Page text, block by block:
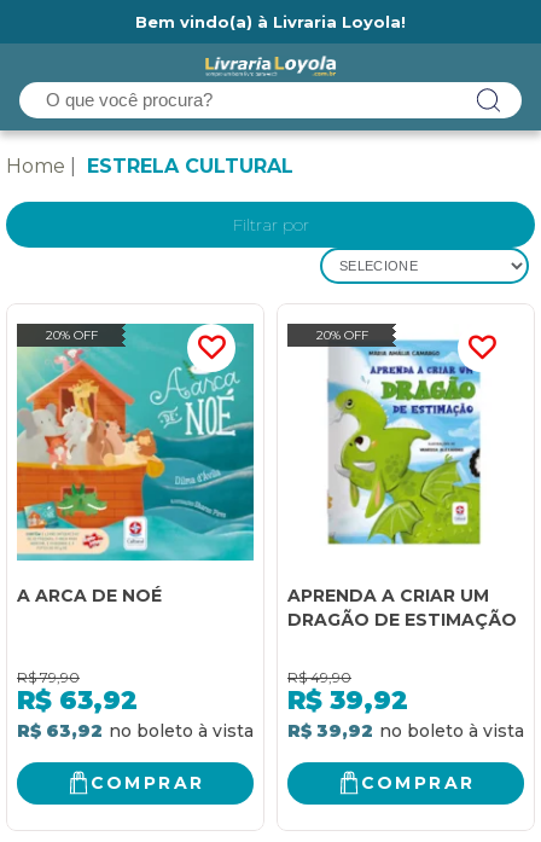
Bem vindo(a) à Livraria Loyola!
Home ESTRELA CULTURAL
Filtrar por
SELECIONE
20% OFF
A ARCA DE NOÉ
R$ 79,90
R$ 63,92
R$ 63,92
COMPRAR
20% OFF
APRENDA A CRIAR UM
DRAGÃO DE ESTIMAÇÃO
R$ 49,90
R$ 39,92
R$ 39,92
COMPRAR